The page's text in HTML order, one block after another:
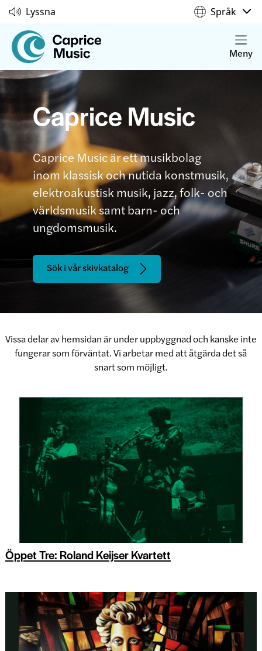
Lyssna Språk
Meny
Caprice Music
Caprice Music är ett musikbolag
inom klassisk och nutida konstmusik,
elektroakustisk musik, jazz, folk- och
världsmusik samt barn- och
ungdomsmusik.
Sök i vår skivkatalog
Vissa delar av hemsidan är under uppbyggnad och kanske inte
fungerar som förväntat. Vi arbetar med att åtgärda det så
snart som möjligt.
Öppet Tre: Roland Keijser Kvartett